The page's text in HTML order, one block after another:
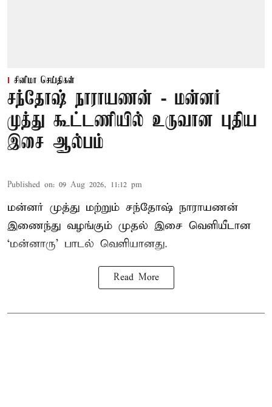
சினிமா செய்திகள்
சந்தோஷ் நாராயணன் - மன்னர்
முத்து கூட்டணியில் உருவான புதிய
இசை ஆல்பம்
Published on: 09 Aug 2026, 11:12 pm
மன்னர் முத்து மற்றும் சந்தோஷ் நாராயணன்
இணைந்து வழங்கும் முதல் இசை வெளியீடான
‘மன்னாரு’ பாடல் வெளியானது.
Read More